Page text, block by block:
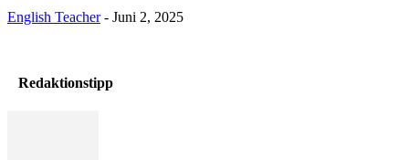
English Teacher - Juni 2, 2025
Redaktionstipp